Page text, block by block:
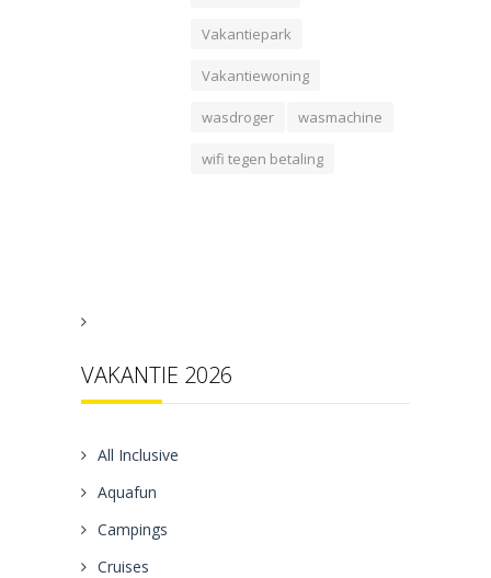
Vakantiepark
Vakantiewoning
wasdroger wasmachine
wifi tegen betaling
VAKANTIE 2026
All Inclusive
Aquafun
Campings
Cruises